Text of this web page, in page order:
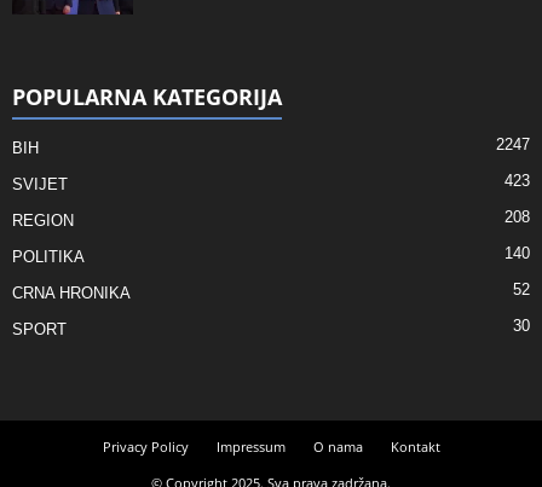
POPULARNA KATEGORIJA
BIH 2247
SVIJET 423
REGION 208
POLITIKA 140
CRNA HRONIKA 52
SPORT 30
Privacy Policy Impressum O nama
Kontakt
© Copyright 2025. Sva prava zadržana.